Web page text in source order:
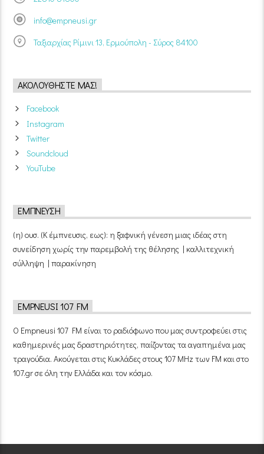
info@empneusi.gr
Ταξιαρχίας Ρίμινι 13, Ερμούπολη - Σύρος 84100
ΑΚΟΛΟΥΘΉΣΤΕ ΜΑΣ!
Facebook
Instagram
Twitter
Soundcloud
YouTube
ΈΜΠΝΕΥΣΗ
(η) ουσ. (Κ έμπνευσις, εως): η ξαφνική γένεση μιας ιδέας στη
συνείδηση χωρίς την παρεμβολή της θέλησης | καλλιτεχνική
σύλληψη | παρακίνηση
EMPNEUSI 107 FM
Ο Empneusi 107 FM είναι το ραδιόφωνο που μας συντροφεύει στις
καθημερινές μας δραστηριότητες, παίζοντας τα αγαπημένα μας
τραγούδια. Ακούγεται στις Κυκλάδες στους 107 MHz των FM και στο
107.gr σε όλη την Ελλάδα και τον κόσμο.